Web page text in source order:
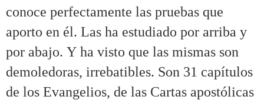
conoce perfectamente las pruebas que
aporto en él. Las ha estudiado por arriba y
por abajo. Y ha visto que las mismas son
demoledoras, irrebatibles. Son 31 capítulos
de los Evangelios, de las Cartas apostólicas